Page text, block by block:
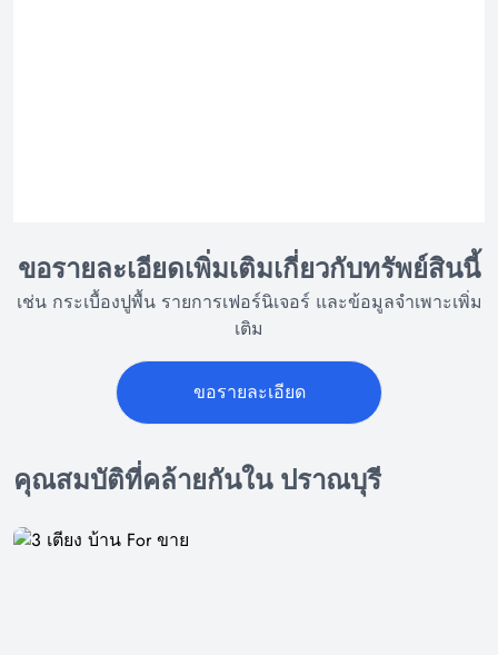
ขอรายละเอียดเพิ่มเติมเกี่ยวกับทรัพย์สินนี้
เช่น กระเบื้องปูพื้น รายการเฟอร์นิเจอร์ และข้อมูลจำเพาะเพิ่ม
เติม
ขอรายละเอียด
คุณสมบัติที่คล้ายกันใน ปราณบุรี